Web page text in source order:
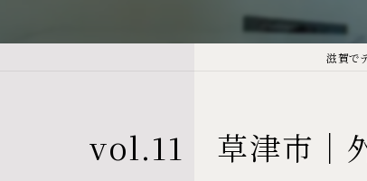
滋賀で
vol.11 草津市｜外